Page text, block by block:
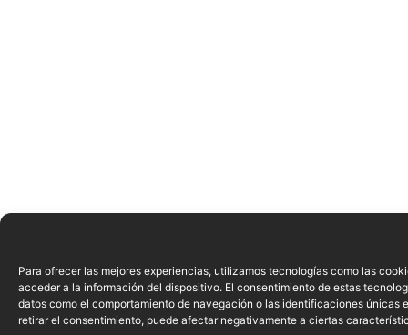
Para ofrecer las mejores experiencias, utilizamos tecnologías como las
acceder a la información del dispositivo. El consentimiento de estas
datos como el comportamiento de navegación o las identificaciones únicas
retirar el consentimiento, puede afectar negativamente a ciertas